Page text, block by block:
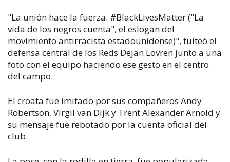
"La unión hace la fuerza. #BlackLivesMatter ("La
vida de los negros cuenta", el eslogan del
movimiento antirracista estadounidense)", tuiteó el
defensa central de los Reds Dejan Lovren junto a una
foto con el equipo haciendo ese gesto en el centro
del campo.
El croata fue imitado por sus compañeros Andy
Robertson, Virgil van Dijk y Trent Alexander Arnold y
su mensaje fue rebotado por la cuenta oficial del
club.